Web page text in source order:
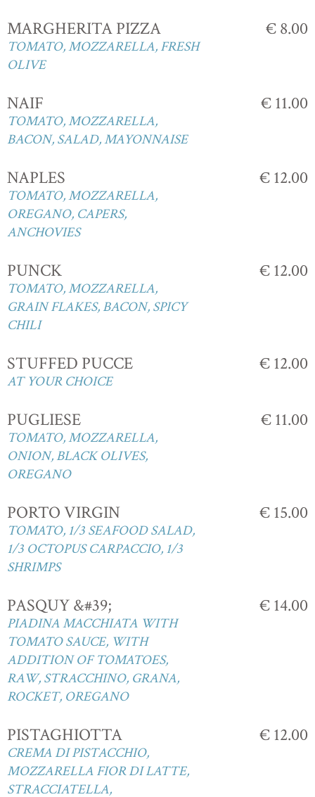
MARGHERITA PIZZA
TOMATO, MOZZARELLA, FRESH
OLIVE
€ 8.00
NAIF
TOMATO, MOZZARELLA,
BACON, SALAD, MAYONNAISE
€ 11.00
NAPLES
TOMATO, MOZZARELLA,
OREGANO, CAPERS,
ANCHOVIES
€ 12.00
PUNCK
TOMATO, MOZZARELLA,
GRAIN FLAKES, BACON, SPICY
CHILI
€ 12.00
STUFFED PUCCE
AT YOUR CHOICE
€ 12.00
PUGLIESE
TOMATO, MOZZARELLA,
ONION, BLACK OLIVES,
OREGANO
€ 11.00
PORTO VIRGIN
TOMATO, 1/3 SEAFOOD SALAD,
1/3 OCTOPUS CARPACCIO, 1/3
SHRIMPS
€ 15.00
PASQUY &#39;
PIADINA MACCHIATA WITH
TOMATO SAUCE, WITH
ADDITION OF TOMATOES,
RAW, STRACCHINO, GRANA,
ROCKET, OREGANO
€ 14.00
PISTAGHIOTTA
CREMA DI PISTACCHIO,
MOZZARELLA FIOR DI LATTE,
STRACCIATELLA,
€ 12.00